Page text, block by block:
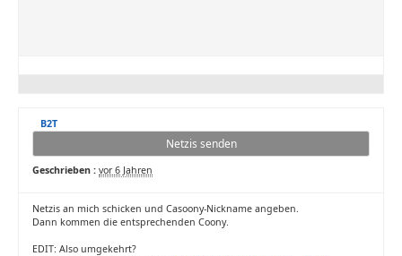
B2T
Netzis senden
Geschrieben : vor 6 Jahren
Netzis an mich schicken und Casoony-Nickname angeben.
Dann kommen die entsprechenden Coony.
EDIT: Also umgekehrt?